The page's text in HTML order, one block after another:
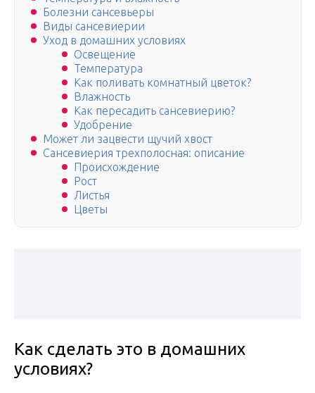
Болезни сансевьеры
Виды сансевиерии
Уход в домашних условиях
Освещение
Температура
Как поливать комнатный цветок?
Влажность
Как пересадить сансевиерию?
Удобрение
Может ли зацвести щучий хвост
Сансевиерия трехполосная: описание
Происхождение
Рост
Листья
Цветы
Как сделать это в домашних
условиях?